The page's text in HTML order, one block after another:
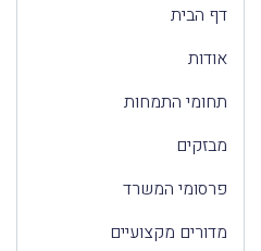
דף הבית
אודות
תחומי התמחות
מבזקים
פרסומי המשרד
מדורים מקצועיים